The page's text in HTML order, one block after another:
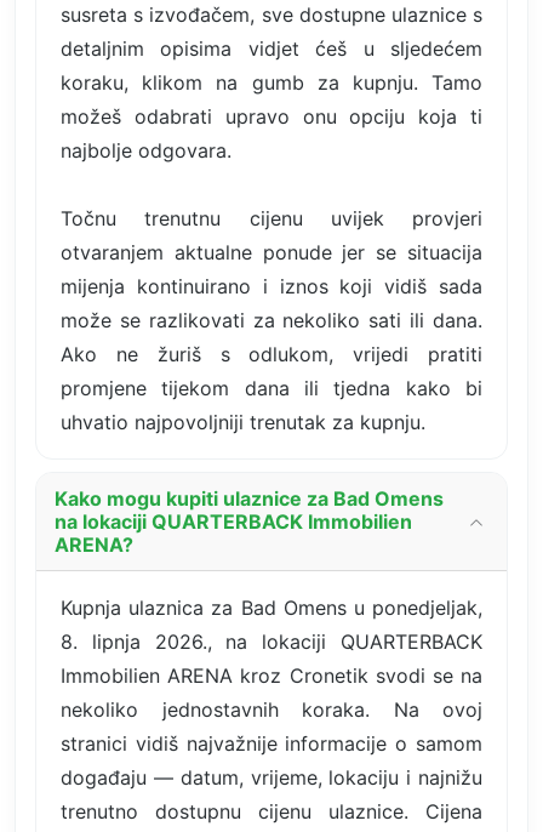
susreta s izvođačem, sve dostupne ulaznice s
detaljnim opisima vidjet ćeš u sljedećem
koraku, klikom na gumb za kupnju. Tamo
možeš odabrati upravo onu opciju koja ti
najbolje odgovara.
Točnu trenutnu cijenu uvijek provjeri
otvaranjem aktualne ponude jer se situacija
mijenja kontinuirano i iznos koji vidiš sada
može se razlikovati za nekoliko sati ili dana.
Ako ne žuriš s odlukom, vrijedi pratiti
promjene tijekom dana ili tjedna kako bi
uhvatio najpovoljniji trenutak za kupnju.
Kako mogu kupiti ulaznice za Bad Omens
na lokaciji QUARTERBACK Immobilien
ARENA?
Kupnja ulaznica za Bad Omens u ponedjeljak,
8. lipnja 2026., na lokaciji QUARTERBACK
Immobilien ARENA kroz Cronetik svodi se na
nekoliko jednostavnih koraka. Na ovoj
stranici vidiš najvažnije informacije o samom
događaju — datum, vrijeme, lokaciju i najnižu
trenutno dostupnu cijenu ulaznice. Cijena